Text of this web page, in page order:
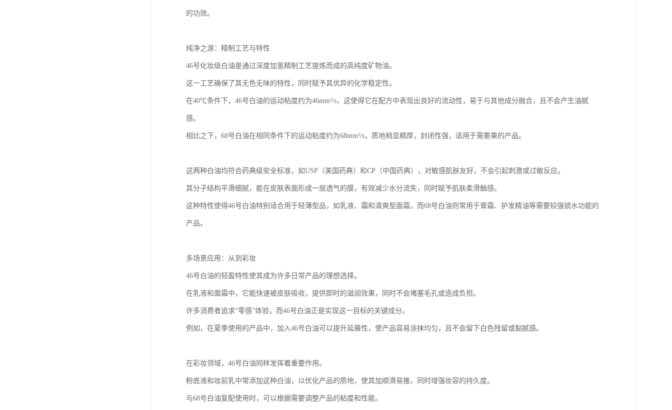
的功效。
纯净之源：精制工艺与特性
46号化妆级白油是通过深度加氢精制工艺提炼而成的高纯度矿物油。
这一工艺确保了其无色无味的特性，同时赋予其优异的化学稳定性。
在40℃条件下，46号白油的运动粘度约为46mm²/s，这使得它在配方中表现出良好的流动性，易于与其他成分融合，且不会产生油腻
感。
相比之下，68号白油在相同条件下的运动粘度约为68mm²/s，质地稍显稠厚，封闭性强，适用于需要果的产品。
这两种白油均符合药典级安全标准，如USP（美国药典）和CP（中国药典），对敏感肌肤友好，不会引起刺激或过敏反应。
其分子结构平滑细腻，能在皮肤表面形成一层透气的膜，有效减少水分流失，同时赋予肌肤柔滑触感。
这种特性使得46号白油特别适合用于轻薄型品，如乳液、霜和清爽型面霜，而68号白油则常用于膏霜、护发精油等需要较强锁水功能的
产品。
多场景应用：从到彩妆
46号白油的轻盈特性使其成为许多日常产品的理想选择。
在乳液和面霜中，它能快速被皮肤吸收，提供即时的滋润效果，同时不会堵塞毛孔或造成负担。
许多消费者追求“零感”体验，而46号白油正是实现这一目标的关键成分。
例如，在夏季使用的产品中，加入46号白油可以提升延展性，使产品容易涂抹均匀，且不会留下白色残留或黏腻感。
在彩妆领域，46号白油同样发挥着重要作用。
粉底液和妆前乳中常添加这种白油，以优化产品的质地，使其加顺滑易推，同时增强妆容的持久度。
与68号白油复配使用时，可以根据需要调整产品的粘度和性能。